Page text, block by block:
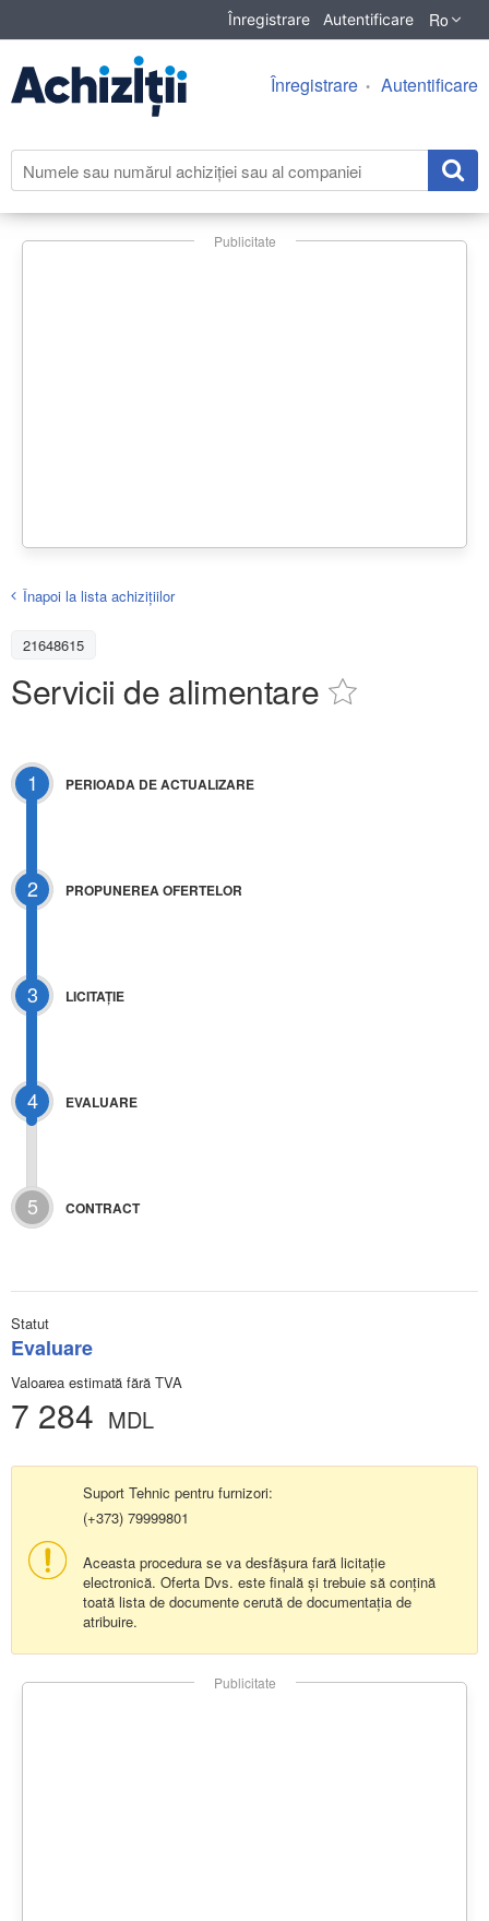
Înregistrare Autentificare Ro
Înregistrare Autentificare
Publicitate
Înapoi la lista achiziţiilor
21648615
Servicii de alimentare
1 PERIOADA DE ACTUALIZARE
2 PROPUNEREA OFERTELOR
3 LICITAŢIE
4 EVALUARE
5 CONTRACT
Statut
Evaluare
Valoarea estimată fără TVA
7 284 MDL
Suport Tehnic pentru furnizori:
(+373) 79999801
Aceasta procedura se va desfășura fară licitație
electronică. Oferta Dvs. este finală și trebuie să conțină
toată lista de documente cerută de documentația de
atribuire.
Publicitate